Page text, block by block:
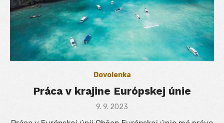
Dovolenka
Práca v krajine Európskej únie
Posted
9. 9. 2023